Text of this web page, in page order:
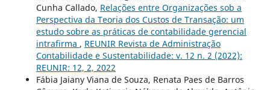
Cunha Callado, Relações entre Organizações sob a
Perspectiva da Teoria dos Custos de Transação: um
estudo sobre as práticas de contabilidade gerencial
intrafirma , REUNIR Revista de Administração
Contabilidade e Sustentabilidade: v. 12 n. 2 (2022):
REUNIR: 12, 2, 2022
Fábia Jaiany Viana de Souza, Renata Paes de Barros